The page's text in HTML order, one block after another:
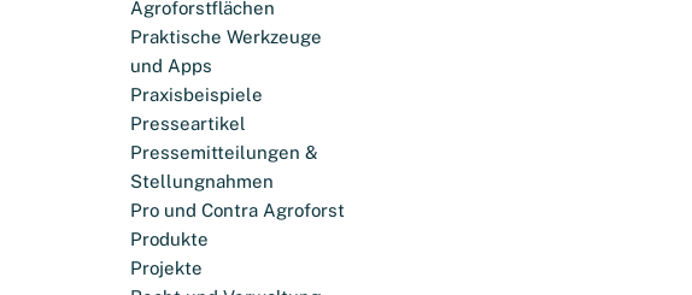
Agroforstflächen
Praktische Werkzeuge
und Apps
Praxisbeispiele
Presseartikel
Pressemitteilungen &
Stellungnahmen
Pro und Contra Agroforst
Produkte
Projekte